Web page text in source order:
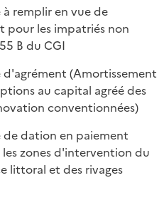
à remplir en vue de
pour les impatriés non
B du CGI
d'agrément (Amortissement
au capital agréé des
conventionnées)
de dation en paiement
zones d'intervention du
littoral et des rivages